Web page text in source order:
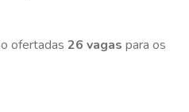
ofertadas 26 vagas para os